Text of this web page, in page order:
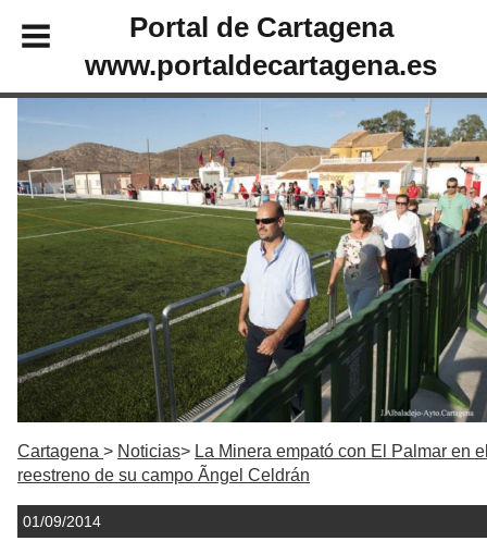
Portal de Cartagena
www.portaldecartagena.es
Cartagena Noticias
La Minera empató con El Palmar en
reestreno de su campo Ãngel Celdrán
01/09/2014